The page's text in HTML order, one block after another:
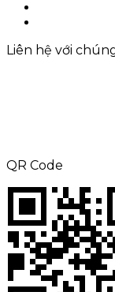
Liên hệ với
QR Code